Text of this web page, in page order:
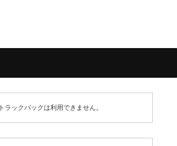
トラックバックは利用できません。